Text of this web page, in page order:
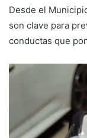
Desde el
son clave para
conductas que